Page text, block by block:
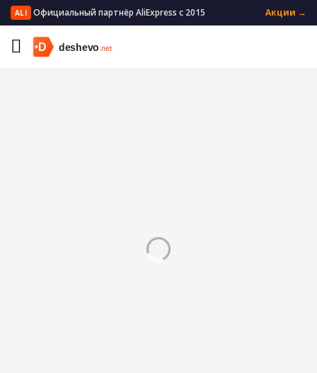
ALI Официальный партнёр AliExpress с 2015 Акции →
Главная Бытовая техника
Увлажнители воздуха